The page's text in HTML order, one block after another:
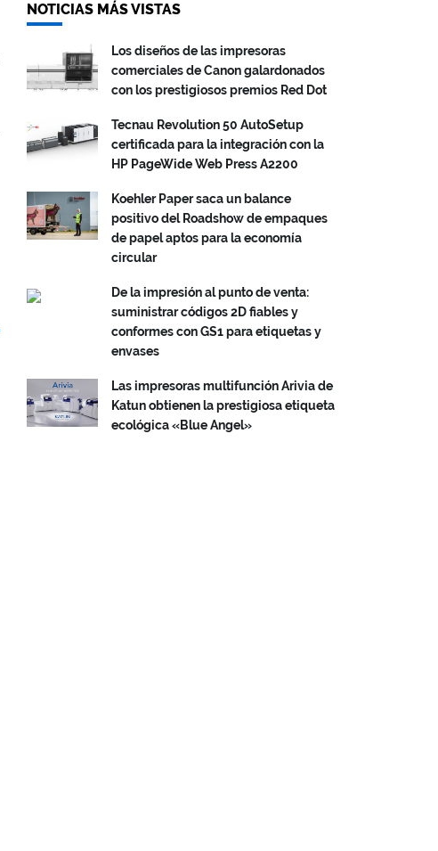
NOTICIAS MÁS VISTAS
Los diseños de las impresoras
comerciales de Canon galardonados
con los prestigiosos premios Red Dot
Tecnau Revolution 50 AutoSetup
certificada para la integración con la
HP PageWide Web Press A2200
Koehler Paper saca un balance
positivo del Roadshow de empaques
de papel aptos para la economía
circular
De la impresión al punto de venta:
suministrar códigos 2D fiables y
conformes con GS1 para etiquetas y
envases
Las impresoras multifunción Arivia de
Katun obtienen la prestigiosa etiqueta
ecológica «Blue Angel»